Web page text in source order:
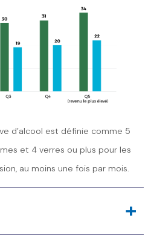
d’alcool est définie comme 5
et 4 verres ou plus pour les
au moins une fois par mois.